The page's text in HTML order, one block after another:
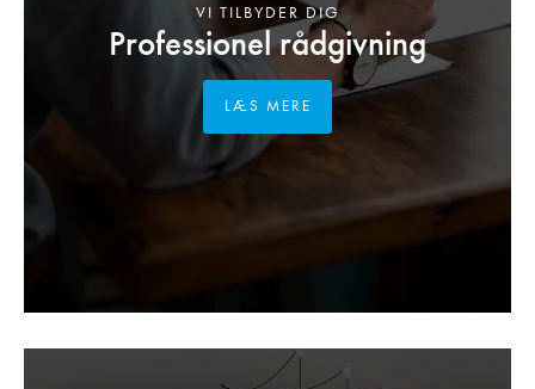
Professionel rådgivning
VI TILBYDER DIG
LÆS MERE